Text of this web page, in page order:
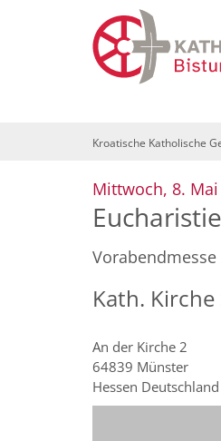
Kroatische Katholische
Mittwoch, 8. Mai
Kath.
An der Kirche 2
64839 Münster
Hessen Deutschland